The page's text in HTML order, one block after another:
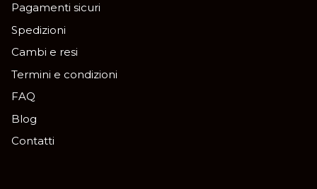
Pagamenti sicuri
Spedizioni
Cambi e resi
Termini e condizioni
FAQ
Blog
Contatti